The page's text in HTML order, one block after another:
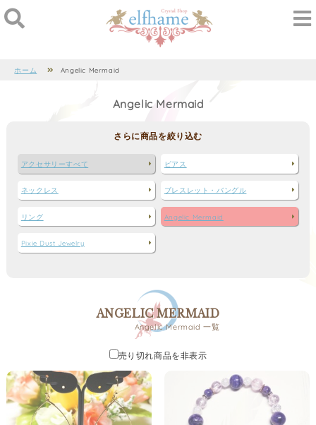
ホーム Angelic Mermaid
Angelic Mermaid
さらに商品を絞り込む
アクセサリーすべて ピアス
ネックレス ブレスレット・バングル
リング Angelic Mermaid
Pixie Dust Jewelry
ANGELIC MERMAID
Angelic Mermaid 一覧
売り切れ商品を非表示